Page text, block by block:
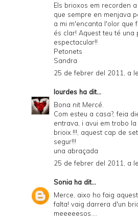
Els brioxos em recorden a
que sempre en menjava
a mi m'encanta l'olor que
és clar! Aquest teu té una
espectacular!!
Petonets
Sandra
25 de febrer del 2011, a
lourdes ha dit...
Bona nit Mercé.
Com esteu a casa?, feia
entrava, i avui em trobo
brioix.!!!, aquest cap de
segur!!!
una abraçada
25 de febrer del 2011, a
Sonia ha dit...
Merce, aixo ho faig
falta! vaig darrera d'un
meeeeesos....